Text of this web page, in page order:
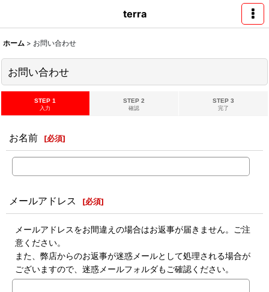
terra
ホーム > お問い合わせ
お問い合わせ
STEP 1
入力
STEP 2
確認
STEP 3
完了
お名前 [必須]
メールアドレス [必須]
メールアドレスをお間違えの場合はお返事が届きません。ご注
意ください。
また、弊店からのお返事が迷惑メールとして処理される場合が
ございますので、迷惑メールフォルダもご確認ください。